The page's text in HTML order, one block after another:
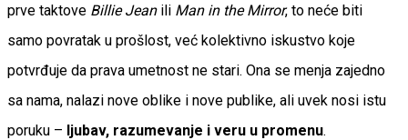
prve taktove Billie Jeanili Man in the Mirror, to neće biti
samo povratak u prošlost, već kolektivno iskustvo koje
potvrđuje da prava umetnost ne stari. Ona se menja zajedno
sa nama, nalazi nove oblike i nove publike, ali uvek nosi istu
poruku – ljubav, razumevanje i veru u promenu.